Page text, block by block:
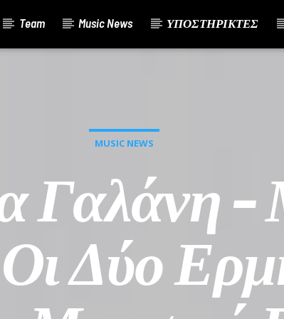
Team Music News ΥΠΟΣΤΗΡΙΚΤΕΣ
MUSIC NEWS
Γαλάνη
Δύο